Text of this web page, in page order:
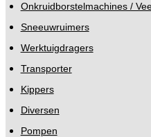
Onkruidborstelmachines /
Sneeuwruimers
Werktuigdragers
Transporter
Kippers
Diversen
Pompen